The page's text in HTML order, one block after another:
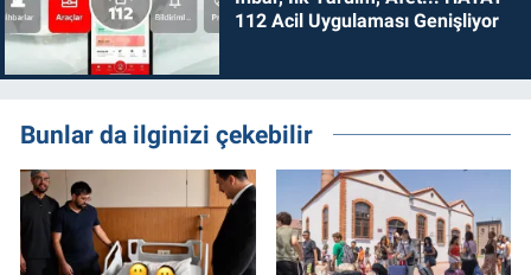
112 Acil Uygulaması Genişliyor
Bunlar da ilginizi çekebilir